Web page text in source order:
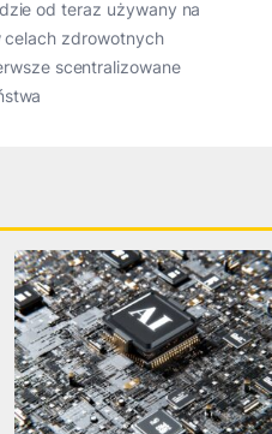
od teraz używany na
celach zdrowotnych
scentralizowane